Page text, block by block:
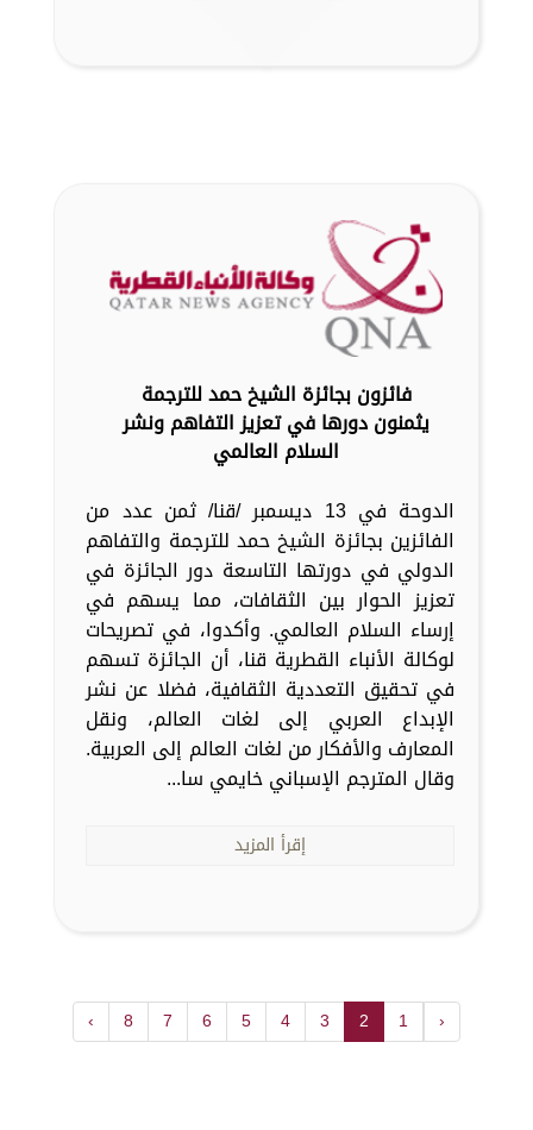
فائزون بجائزة الشيخ حمد للترجمة
يثمنون دورها في تعزيز التفاهم ونشر
السلام العالمي
الدوحة في 13 ديسمبر /قنا/ ثمن عدد من
الفائزين بجائزة الشيخ حمد للترجمة والتفاهم
الدولي في دورتها التاسعة دور الجائزة في
تعزيز الحوار بين الثقافات، مما يسهم في
إرساء السلام العالمي. وأكدوا، في تصريحات
لوكالة الأنباء القطرية قنا، أن الجائزة تسهم
في تحقيق التعددية الثقافية، فضلا عن نشر
الإبداع العربي إلى لغات العالم، ونقل
المعارف والأفكار من لغات العالم إلى العربية.
وقال المترجم الإسباني خايمي سا...
إقرأ المزيد
‹
1
2
3
4
5
6
7
8
›